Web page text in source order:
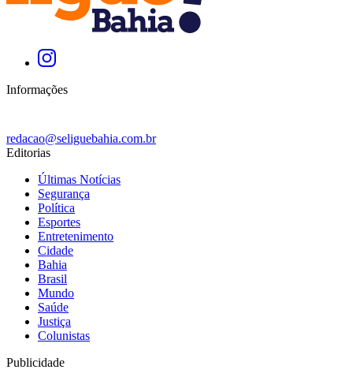
Informações
redacao@seliguebahia.com.br
Editorias
Últimas Notícias
Segurança
Política
Esportes
Entretenimento
Cidade
Bahia
Brasil
Mundo
Saúde
Justiça
Colunistas
Publicidade